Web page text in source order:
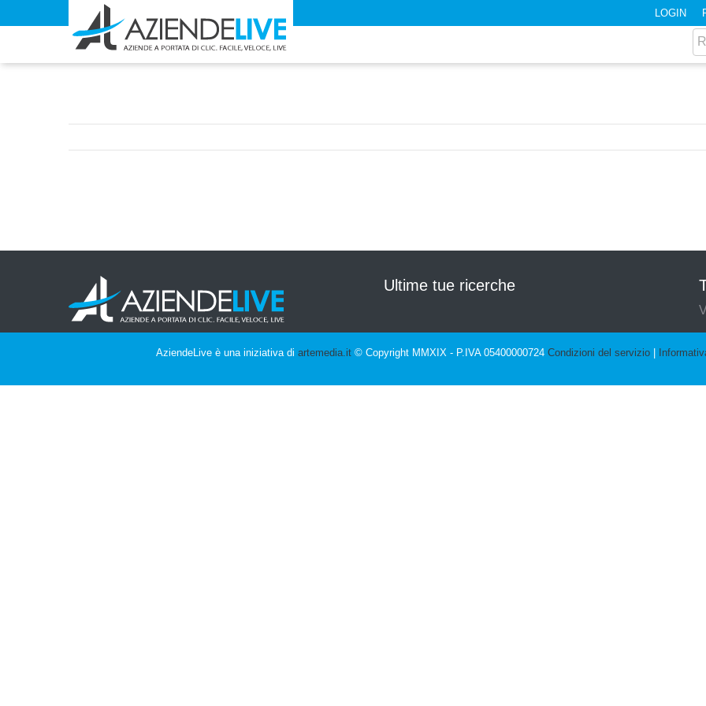
LOGIN
Ultime tue ricerche
AziendeLive è una iniziativa di artemedia.it© Copyright MMXIX - P.IVA 05400000724 Condizioni del servizio|